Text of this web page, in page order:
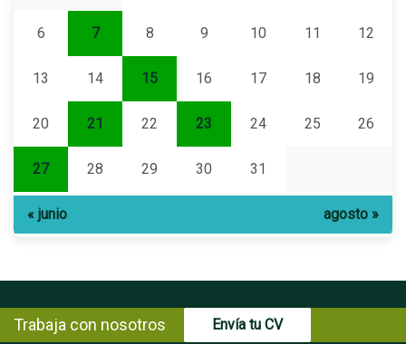
6 7 8 9 10 11 12
13 14 15 16 17 18 19
20 21 22 23 24 25 26
27 28 29 30 31
« junio agosto »
Trabaja con nosotros Envía tu CV